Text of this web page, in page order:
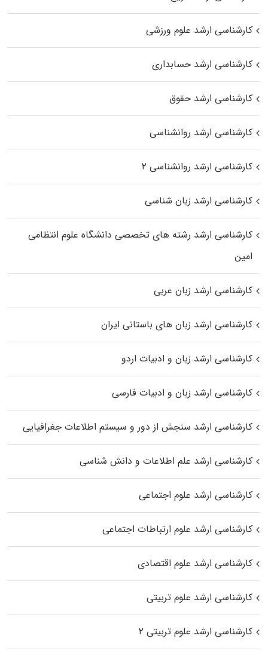
کارشناسی ارشد علوم ورزشی
کارشناسی ارشد حسابداری
کارشناسی ارشد حقوق
کارشناسی ارشد روانشناسی
کارشناسی ارشد روانشناسی ۲
کارشناسی ارشد زبان شناسی
کارشناسی ارشد رﺷﺘﻪ ﻫﺎی تخصصی داﻧﺸﮕﺎه ﻋﻠﻮم انتظامی
اﻣﻴﻦ
کارشناسی ارشد زبان عربی
کارشناسی ارشد زبان‌ های باستانی ایران
کارشناسی ارشد زبان و ادبیات اردو
کارشناسی ارشد زبان و ادبیات فارسی
کارشناسی ارشد سنجش از دور و سیستم اطلاعات جغرافیایی
کارشناسی ارشد علم اطلاعات و دانش شناسی
کارشناسی ارشد علوم اجتماعی
کارشناسی ارشد علوم ارتباطات اجتماعی
کارشناسی ارشد علوم اقتصادی
کارشناسی ارشد علوم تربیتی
کارشناسی ارشد علوم تربیتی ۲